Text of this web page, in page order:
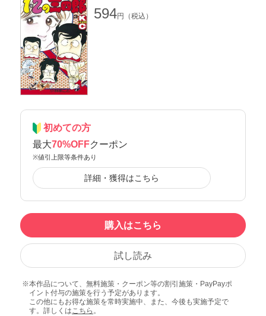
594円（税込）
初めての方
最大70%OFFクーポン
※値引上限等条件あり
詳細・獲得はこちら
購入はこちら
試し読み
本作品について、無料施策・クーポン等の割引施策・PayPayポ
イント付与の施策を行う予定があります。
この他にもお得な施策を常時実施中、また、今後も実施予定で
す。詳しくはこちら 。